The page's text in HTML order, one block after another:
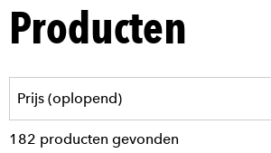
Producten
182 producten gevonden